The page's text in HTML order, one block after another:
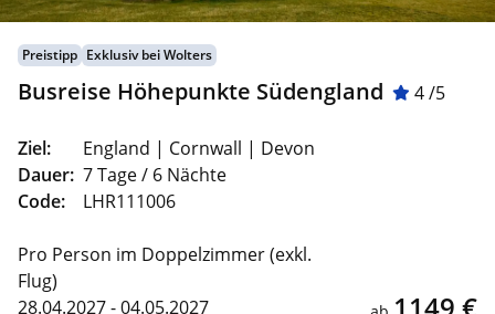
Preistipp Exklusiv bei Wolters
Busreise Höhepunkte Südengland 4 /5
Ziel:
England | Cornwall | Devon
Dauer: 7 Tage / 6 Nächte
Code:
LHR111006
Pro Person im Doppelzimmer (exkl.
Flug)
28.04.2027 - 04.05.2027
1149 €